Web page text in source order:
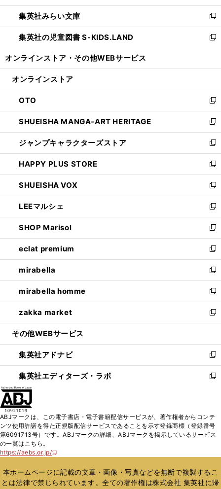
開
く
ウ
で
開
く
ン
ド
ウ
で
ウ
ィ
ン
ド
開
集英社みらい文庫
新
し
い
ン
ウ
で
開
く
集英社の児童図書 S-KIDS.LAND
新
ウ
ン
ド
ウ
で
開
く
オンラインストア・ その他WEBサービス
オンラインストア
OTO
新
し
い
ウ
ィ
ン
ド
ウ
で
開
く
SHUEISHA MANGA-ART HERITAGE
新
し
い
ウ
ィ
ン
ド
ウ
で
開
く
ジャンプキャラクターズストア
新
し
い
ウ
ィ
ン
ド
ウ
で
開
く
HAPPY PLUS STORE
新
し
い
ウ
ィ
ン
ド
ウ
で
開
く
SHUEISHA VOX
新
し
い
ウ
ィ
ン
ド
ウ
で
開
く
LEEマルシェ
新
し
い
ウ
ィ
ン
ド
ウ
で
開
く
SHOP Marisol
新
し
い
ウ
ィ
ン
ド
ウ
で
開
eclat premium
新
し
い
ウ
ィ
ン
ド
ウ
開
く
mirabella
新
し
い
ウ
ィ
ン
ウ
で
開
く
mirabella homme
新
し
い
ウ
ン
ド
ウ
で
zakka market
新
し
ウ
ィ
ン
ド
く
その他WEBサービス
集英社アドナビ
新
し
い
ド
ウ
で
集英社エディターズ・ラボ
新
ィ
ン
ド
開
く
ABJマークは、この電子書店・電子書籍配信サービスが、著作権者からコンテ
ンツ使用許諾を得た正規版配信サービスであることを示す登録商標（登録番号
第6091713号）です。ABJマークの詳細、ABJマークを掲示しているサービス
の一覧はこちら。
https://aebs.or.jp/
新
い
ウ
ィ
本ホームページに記載の文章・画像・写真などを無断で複製するこ
とは法律で禁じられています。全ての著作権は株式会社 集英社に帰